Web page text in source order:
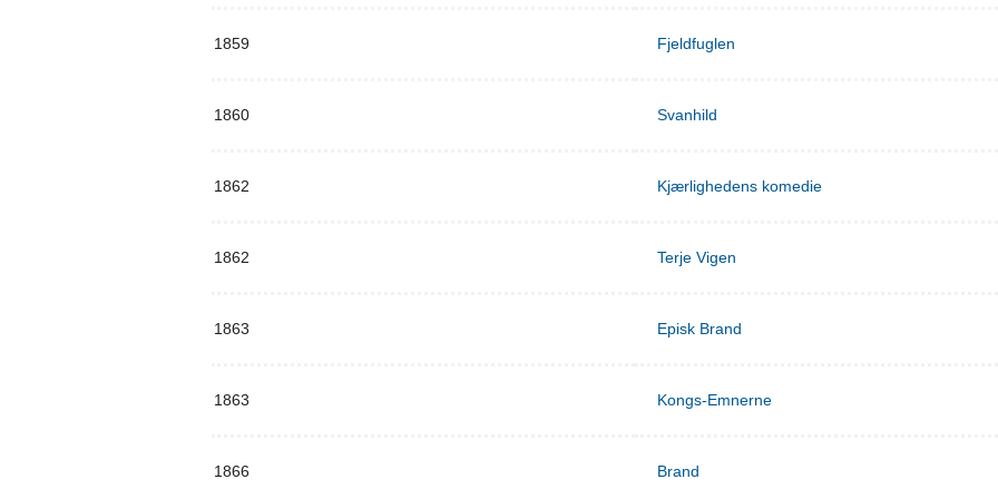
1859 Fjeldfuglen
1860 Svanhild
1862 Kjærlighedens komedie
1862 Terje Vigen
1863 Episk Brand
1863 Kongs-Emnerne
1866 Brand